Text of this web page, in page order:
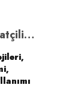
Citizen Saatleri: Japon Saatçiliğinde Teknoloji, Dayanıklılık ve Modern Tasarım